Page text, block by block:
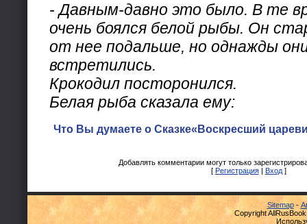
- Давным-давно это было. В те
очень боялся белой рыбы. Он
от нее подальше, но однажды
встретились.
Крокодил посторонился.
Белая рыба сказала ему:
Что Вы думаете о Сказке«Воскресший
Добавлять комментарии могут только
[ Регистрация| Вход]
Sitemap-
Copyright